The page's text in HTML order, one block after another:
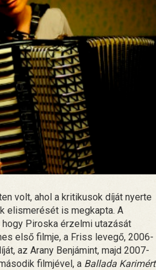
volt, ahol a kritikusok díját nyerte
elismerését is megkapta. A
Piroska érzelmi utazását
első filmje, a Friss levegő, 2006-
az Arany Benjámint, majd 2007-
filmjével, a Ballada Karimért